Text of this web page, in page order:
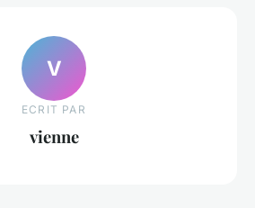
V
ECRIT PAR
vienne